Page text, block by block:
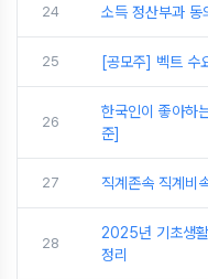
24 소득 정산부과 동
25 [공모주] 벡트 수
26
한국인이 좋아
준]
27 직계존속 직계비
28
2025년 기초생
정리